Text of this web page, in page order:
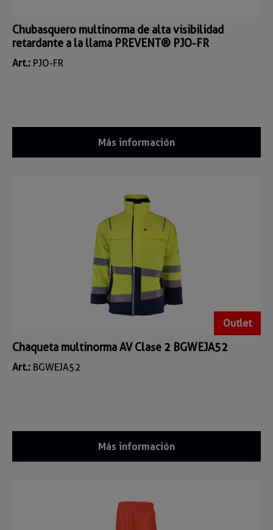
Chubasquero multinorma de alta visibilidad
retardante a la llama PREVENT® PJO-FR
Art.: PJO-FR
Más información
Outlet
Chaqueta multinorma AV Clase 2 BGWEJA52
Art.: BGWEJA52
Más información